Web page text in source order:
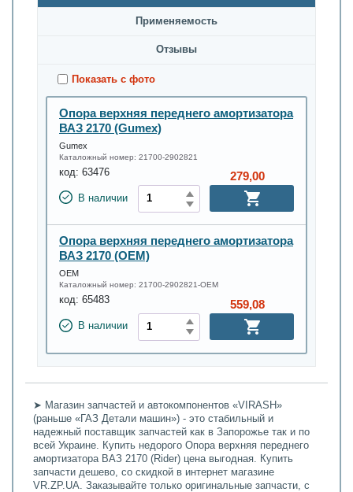
Применяемость
Oтзывы
Показать с фото
Опора верхняя переднего амортизатора
ВАЗ 2170 (Gumex)
Gumex
Каталожный номер: 21700-2902821
код: 63476
В наличии
279,00
Опора верхняя переднего амортизатора
ВАЗ 2170 (OEM)
OEM
Каталожный номер: 21700-2902821-OEM
код: 65483
В наличии
559,08
➤ Магазин запчастей и автокомпонентов «VIRASH»
(раньше «ГАЗ Детали машин») - это стабильный и
надежный поставщик запчастей как в Запорожье так и по
всей Украине. Купить недорого Опора верхняя переднего
амортизатора ВАЗ 2170 (Rider) цена выгодная. Купить
запчасти дешево, со скидкой в интернет магазине
VR.ZP.UA. Заказывайте только оригинальные запчасти, с